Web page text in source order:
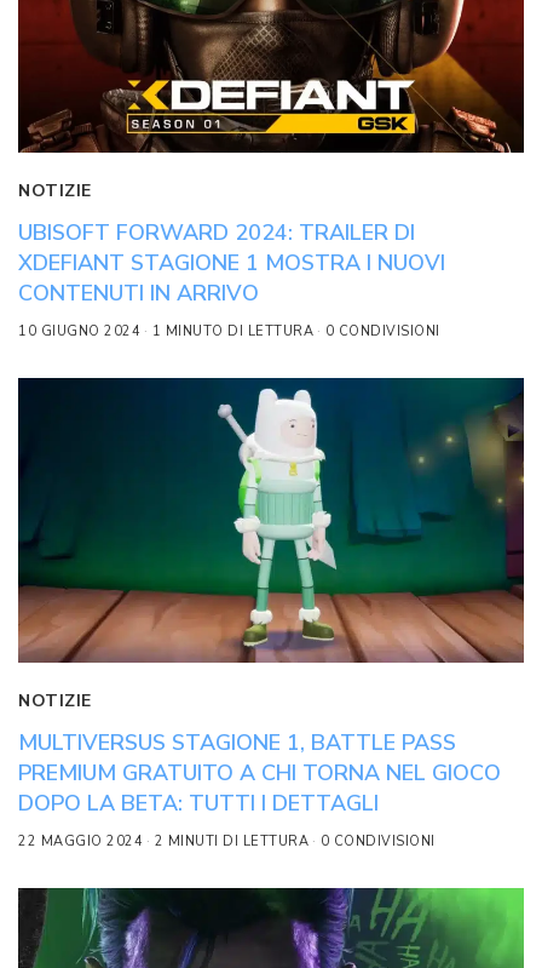
NOTIZIE
UBISOFT FORWARD 2024: TRAILER DI
XDEFIANT STAGIONE 1 MOSTRA I NUOVI
CONTENUTI IN ARRIVO
10 GIUGNO 2024 1 MINUTO DI LETTURA 0 CONDIVISIONI
NOTIZIE
MULTIVERSUS STAGIONE 1, BATTLE PASS
PREMIUM GRATUITO A CHI TORNA NEL GIOCO
DOPO LA BETA: TUTTI I DETTAGLI
22 MAGGIO 2024 2 MINUTI DI LETTURA 0 CONDIVISIONI